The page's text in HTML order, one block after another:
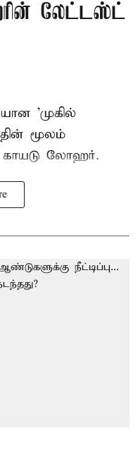
லேட்டஸ்ட்
'முகில்
மூலம்
காயடு லோஹர்.